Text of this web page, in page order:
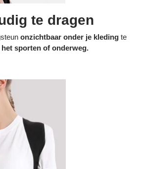
te dragen
onzichtbaar onder je kleding te
sporten of onderweg.